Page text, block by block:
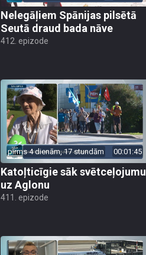
Nelegāļiem Spānijas pilsētā
Seutā draud bada nāve
412. epizode
pirms 4 dienām, 17 stundām 00:01:45
Katoļticīgie sāk svētceļojumu
uz Aglonu
411. epizode